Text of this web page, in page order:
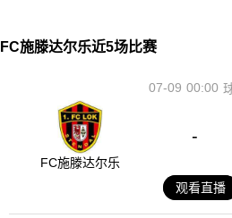
FC施滕达尔乐近5场比赛
00:00
07-09
FC施滕达尔乐
-
观看直播